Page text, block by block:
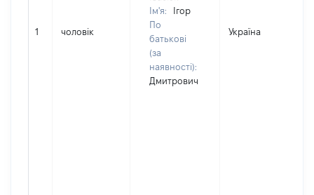
1 чоловік
Ім'я:
Ігор
По
батькові
(за
наявності):
Дмитрович
Україна